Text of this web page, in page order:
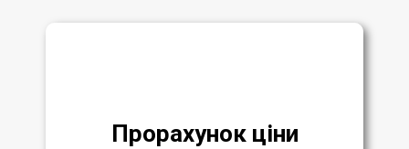
Прорахунок ціни